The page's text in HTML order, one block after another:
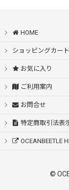
HOME
ショッピングカート
お気に入り
ご利用案内
お問合せ
特定商取引法表
OCEANBEETLE
©